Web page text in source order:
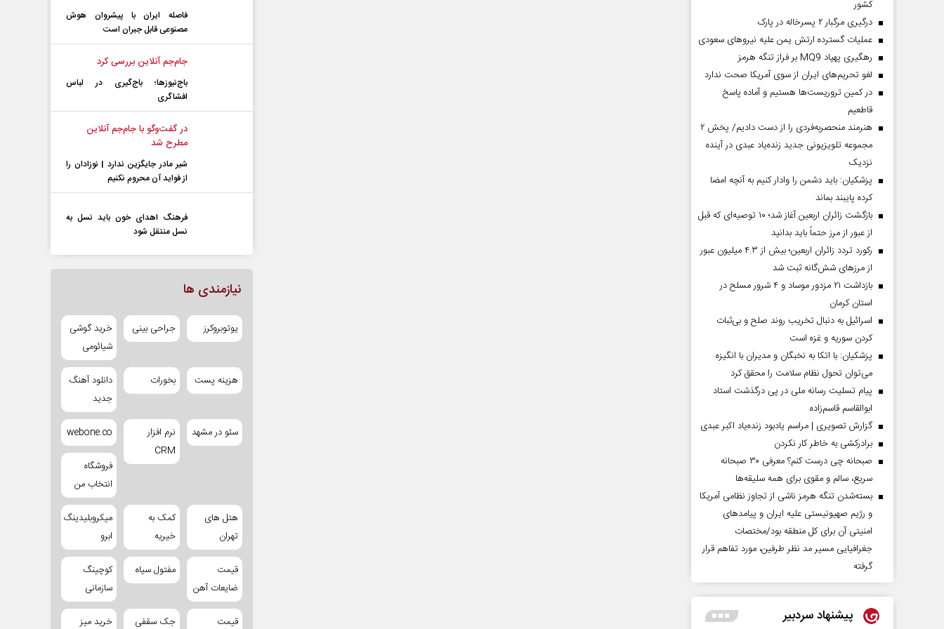
کشور
درگیری مرگبار ۲ پسرخاله در پارک
عملیات گسترده ارتش یمن علیه نیروهای سعودی
رهگیری پهپاد MQ9 بر فراز تنگه هرمز
لغو تحریم‌های ایران از سوی آمریکا صحت ندارد
در کمین تروریست‌ها هستیم و آماده پاسخ
قاطعیم
هنرمند منحصر‌به‌فردی را از دست دادیم/ پخش ۲
مجموعه تلویزیونی جدید زنده‌یاد عبدی در آینده
نزدیک
پزشکیان: باید دشمن را وادار کنیم به آنچه امضا
کرده پایبند بماند
بازگشت زائران اربعین آغاز شد؛ ۱۰ توصیه‌ای که قبل
از عبور از مرز حتماً باید بدانید
رکورد تردد زائران اربعین؛ بیش از ۴.۳ میلیون عبور
از مرزهای شش‌گانه ثبت شد
بازداشت ۲۱ مزدور موساد و ۴ شرور مسلح در
استان کرمان
اسرائیل به دنبال تخریب روند صلح و بی‌ثبات
کردن سوریه و غزه است
پزشکیان: با اتکا به نخبگان و مدیران با انگیزه
می‌توان تحول نظام سلامت را محقق کرد
پیام تسلیت رسانه ملی در پی درگذشت استاد
ابوالقاسم قاسم‌زاده
گزارش تصویری | مراسم یادبود زنده‌یاد اکبر عبدی
برادرکشی به خاطر کار نکردن
صبحانه چی درست کنم؟ معرفی ۳۰ صبحانه
سریع، سالم و مقوی برای همه سلیقه‌ها
بسته‌شدن تنگه هرمز ناشی از تجاوز نظامی آمریکا
و رژیم صهیونیستی علیه ایران و پیامد‌های
امنیتی آن برای کل منطقه بود/مختصات
جغرافیایی مسیر مد نظر طرفین، مورد تفاهم قرار
گرفته
پیشنهاد سردبیر
تشریح شد
فاصله ایران با پیشرو‌ان هوش
مصنوعی قابل جبران است
جام‌جم آنلاین بررسی کرد
باج‌نیوزها؛ باج‌گیری در لباس
افشاگری
در گفت‌و‌گو با جام‌جم آنلاین
مطرح شد
شیر مادر جایگزین ندارد | نوزادان را
از فواید آن محروم نکنیم
فرهنگ اهدای خون باید نسل به
خرید گوشی
شیائومی
دانلود آهنگ
جدید
نرم افزار
webone.co
فروشگاه
انتخاب من
هتل های
تهران
کمک به
خیریه
میکروبلیدینگ
ابرو
قیمت
ضایعات آهن
کوچینگ
سازمانی